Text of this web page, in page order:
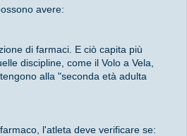
avere:
di farmaci. E ciò capita più
discipline, come il Volo a Vela,
alla "seconda età adulta
l'atleta deve verificare se: